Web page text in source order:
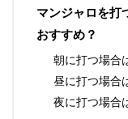
マンジャロを打
おすすめ？
朝に打つ場合
昼に打つ場合
夜に打つ場合